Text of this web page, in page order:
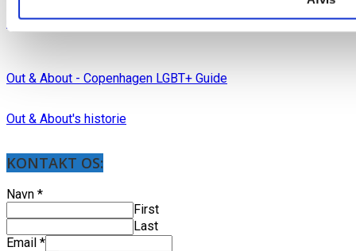
Out & About blad arkiv
Out & About - Copenhagen LGBT+ Guide
Out & About's historie
KONTAKT OS:
Navn *
First
Last
Email *